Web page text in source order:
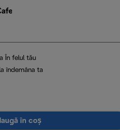
În felul tău
îndemâna ta
în coș